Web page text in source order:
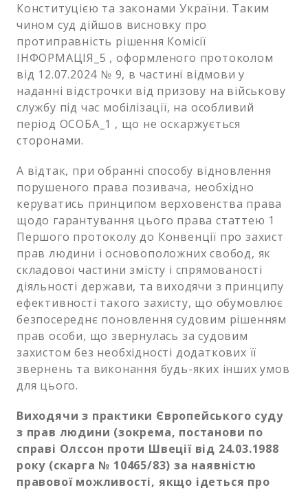
Конституцією та законами України. Таким
чином суд дійшов висновку про
протиправність рішення Комісії
ІНФОРМАЦІЯ_5 , оформленого протоколом
від 12.07.2024 № 9, в частині відмови у
наданні відстрочки від призову на військову
службу під час мобілізації, на особливий
період ОСОБА_1 , що не оскаржується
сторонами.
А відтак, при обранні способу відновлення
порушеного права позивача, необхідно
керуватись принципом верховенства права
щодо гарантування цього права статтею 1
Першого протоколу до Конвенції про захист
прав людини і основоположних свобод, як
складової частини змісту і спрямованості
діяльності держави, та виходячи з принципу
ефективності такого захисту, що обумовлює
безпосереднє поновлення судовим рішенням
прав особи, що звернулась за судовим
захистом без необхідності додаткових її
звернень та виконання будь-яких інших умов
для цього.
Виходячи з практики Європейського суду
з прав людини (зокрема, постанови по
справі Олссон проти Швеції від 24.03.1988
року (скарга № 10465/83) за наявністю
правової можливості, якщо ідеться про